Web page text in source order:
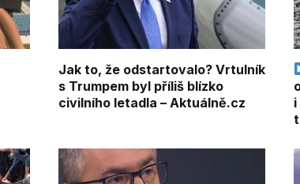
Jak to, že odstartovalo? Vrtulník
s Trumpem byl příliš blízko
civilního letadla – Aktuálně.cz